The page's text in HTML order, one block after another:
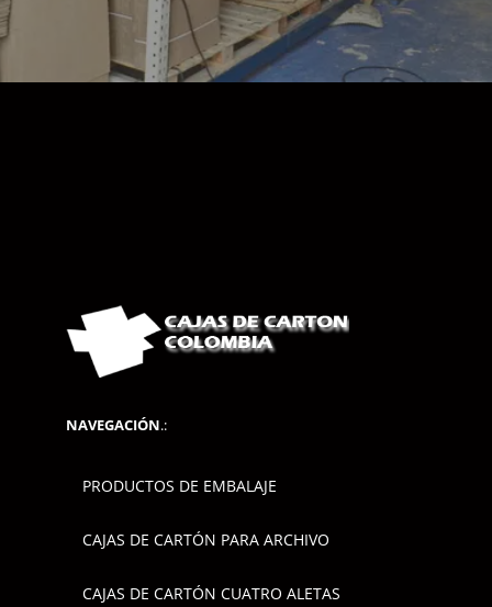
NAVEGACIÓN.:
PRODUCTOS DE EMBALAJE
CAJAS DE CARTÓN PARA ARCHIVO
CAJAS DE CARTÓN CUATRO ALETAS